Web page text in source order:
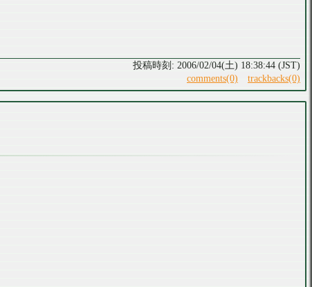
2006/02/04(土) 18:38:44 (JST)
comments(0)
trackbacks(0)